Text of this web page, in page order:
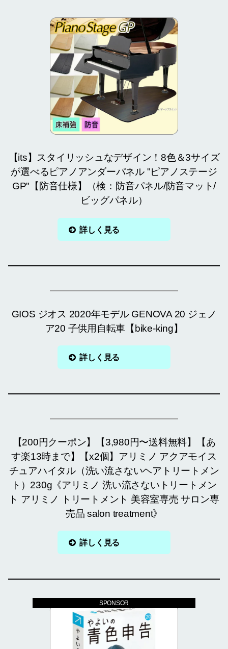
【its】スタイリッシュなデザイン！8色＆3サイズ
が選べるピアノアンダーパネル "ピアノステージ
GP"【防音仕様】（検：防音パネル/防音マット/
ビッグパネル）
詳しく見る
GIOS ジオス 2020年モデル GENOVA 20 ジェノ
ア20 子供用自転車【bike-king】
詳しく見る
【200円クーポン】【3,980円〜送料無料】【あ
す楽13時まで】【x2個】アリミノ アクアモイス
チュアハイタル（洗い流さないヘアトリートメン
ト）230g《アリミノ 洗い流さないトリートメン
ト アリミノ トリートメント 美容室専売 サロン専
売品 salon treatment》
詳しく見る
SPONSOR